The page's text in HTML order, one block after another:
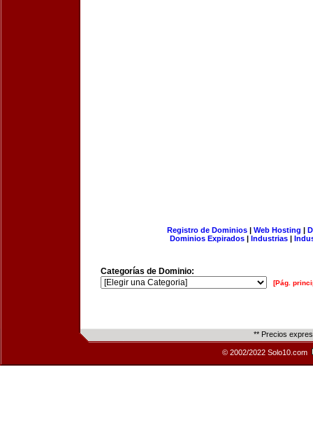
Registro de Dominios| Web Hosting |
Dominios Expirados | Industrias |
Categorías de Dominio:
[Pág.
** Precios
© 2002/2022 Solo10.com